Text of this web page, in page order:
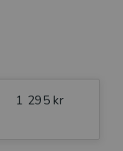
1 295 kr